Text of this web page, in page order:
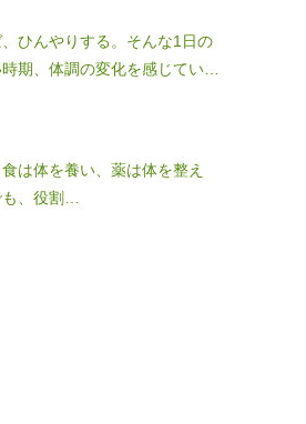
ひんやりする。そんな1日の
期、体調の変化を感じてい…
は体を養い、薬は体を整え
、役割…